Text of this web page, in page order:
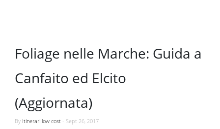
Foliage nelle Marche: Guida a
Canfaito ed Elcito
(Aggiornata)
By Itinerari low cost - Sept 26, 2017